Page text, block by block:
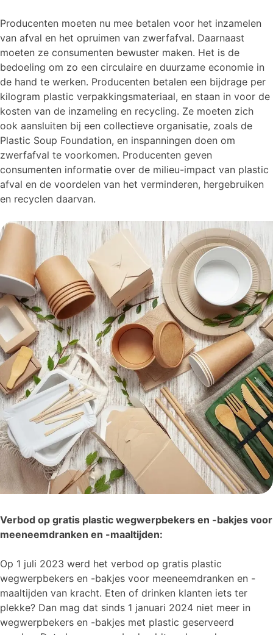
Producenten moeten nu mee betalen voor het inzamelen
van afval en het opruimen van zwerfafval. Daarnaast
moeten ze consumenten bewuster maken. Het is de
bedoeling om zo een circulaire en duurzame economie in
de hand te werken. Producenten betalen een bijdrage per
kilogram plastic verpakkingsmateriaal, en staan in voor de
kosten van de inzameling en recycling. Ze moeten zich
ook aansluiten bij een collectieve organisatie, zoals de
Plastic Soup Foundation, en inspanningen doen om
zwerfafval te voorkomen. Producenten geven
consumenten informatie over de milieu-impact van plastic
afval en de voordelen van het verminderen, hergebruiken
en recyclen daarvan.
Verbod op gratis plastic wegwerpbekers en -bakjes voor
meeneemdranken en -maaltijden:
Op 1 juli 2023 werd het verbod op gratis plastic
wegwerpbekers en -bakjes voor meeneemdranken en -
maaltijden van kracht. Eten of drinken klanten iets ter
plekke? Dan mag dat sinds 1 januari 2024 niet meer in
wegwerpbekers en -bakjes met plastic geserveerd